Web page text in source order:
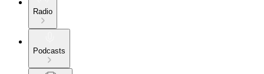
Radio
Podcasts